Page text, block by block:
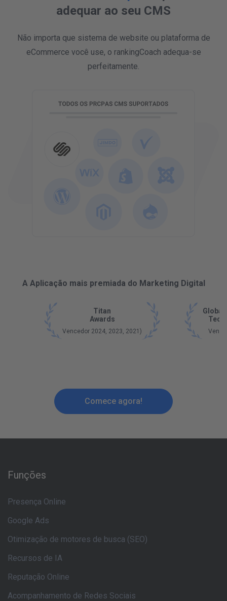
adequar ao seu CMS
Não importa que sistema de website ou plataforma de
eCommerce você use, o rankingCoach adequa-se
perfeitamente.
A Aplicação mais premiada do Marketing Digital
Titan
Awards
Vencedor 2024, 2023, 2021)
Global
Tech
Comece agora!
Funções
Presença Online
Google Ads
Otimização de motores de busca (SEO)
Recursos de IA
Reputação Online
Acompanhamento de Redes Sociais